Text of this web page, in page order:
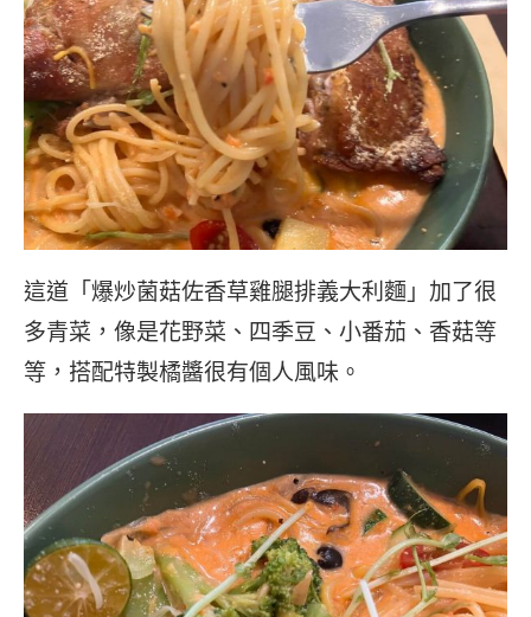
這道「爆炒菌菇佐香草雞腿排義大利麵」加了很
多青菜，像是花野菜、四季豆、小番茄、香菇等
等，搭配特製橘醬很有個人風味。